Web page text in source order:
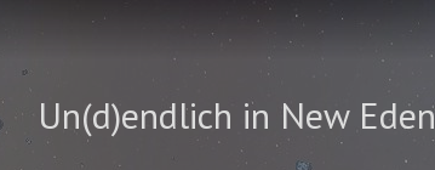
Un(d)endlich in New Eden